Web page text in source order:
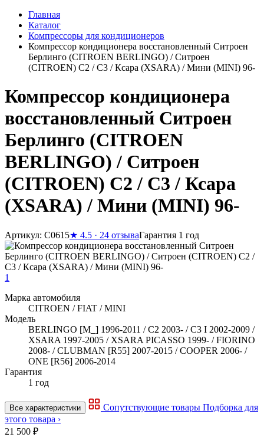
Главная
Каталог
Компрессоры для кондиционеров
Компрессор кондиционера восстановленный Ситроен
Берлинго (CITROEN BERLINGO) / Ситроен
(CITROEN) C2 / C3 / Ксара (XSARA) / Мини (MINI) 96-
Компрессор кондиционера
восстановленный Ситроен
Берлинго (CITROEN
BERLINGO) / Ситроен
(CITROEN) C2 / C3 / Ксара
(XSARA) / Мини (MINI) 96-
Артикул: C0615★ 4.5 · 24 отзываГарантия 1 год
1
Марка автомобиля
CITROEN / FIAT / MINI
Модель
BERLINGO [M_] 1996-2011 / C2 2003- / C3 I 2002-2009 /
XSARA 1997-2005 / XSARA PICASSO 1999- / FIORINO
2008- / CLUBMAN [R55] 2007-2015 / COOPER 2006- /
ONE [R56] 2006-2014
Гарантия
1 год
Все характеристики Сопутствующие товары Подборка для
этого товара ›
21 500 ₽